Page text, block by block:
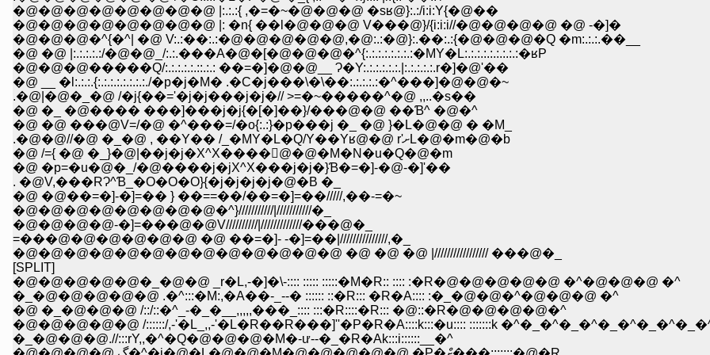
�@�@�@�@�@�@�@�@ |:.:.:{ ,�=�~�@�@�@ �sʁ@}:.:/i:i:Y{�@��
�@�@�@�@�@�@�@�@ |: �n{ ��l�@�@�@ V���@}/{i:i:i//�@�@�@�@ �@ -�]�
�@�@�@�^{�^| �@ V:.:��:.:�@�@�@�@�@,�@:.:�@}:.��:.:{�@�@�@�Q �m:.:.:.��__
�@ �@ |:.:.:.:.:/�@�@_/:.:.���A�@�[�@�@�@�^{:.:.:.:.:.:.:.:�MY�L:.:.:.:.:.:.:.:.:�ʁP
�@�@�@�����Q/:.:.:.:.:.::.:.: ��=�]�@�@__ Ɂ�Y:.:.:.:.:.:.|:.:.:.:.:.r�]�@'��
�@ __ �l:.:.:.{:.:.:.:.:.:.:.:./�p�j�M� .�C�j���\�\��:.:.:.:.:�^���]�@�@�~
.�@|�@�_�@ /�j{��='�j�j���j�j�// >=�~�����^�@ ,,..�s��
�@ �_ �@���� ���]���j�j{�[�]��}/���@�@ ��Ɓ^ �@�^
�@ �@ ���@V=/�@ �^���=/�o{:.:}�p���j �_ �@ }�L�@�@ � �M_
.�@�@//�@ �_�@ , ��Y�� /_�MY�L�Q/Y��Yʁ@�@ r'ށL�@�m�@�b
�@ /={ �@ �_}�@|��j�j�X^X����񍞁@�@�M�N�u�Q�@�m
�@ �p=�u�@�_/�@����j�jX^X���j�j�}Ɓ�=�]-�@-�]'��
. �@V,���RɁ^Ɓ_�O�O�O}{�j�j�j�j�@�B �_
�@ �@��=�]-�]=�� } ��==��/��=�]=��/////,��-=�~
�@�@�@�@�@�@�@�@�^}///////////|///////////�_
�@�@�@�@-�]=���@�@V//////////|/////////////���@�_
=���@�@�@�@�@�@ �@ ��=�]- -�]=��|///////////////,�_
�@�@�@�@�@�@�@�@�@�@�@�@�@ �@ �@ �@ |///////////////// ���@�_
[SPLIT]
�@�@�@�@�@�_�@�@ _r�L,-�]�\-:::: ::::: :::::�M�R:: :::: :�R�@�@�@�@�@ �^�@�@�@ �^
�_�@�@�@�@�@ .�^:::�M:,�A��-_--� :::::: ::�R::: �R�A:::: :�_�@�@�^�@�@�@ �^
�@ �_�@�@�@ /::/::�^_-�_�__,,,,,���_:::: :::�R::::�R::: �@::�R�@�@�@�@�^
�@�@�@�@�@ /::::::/,-'�L_,,-'�L�R��R���]''�P�R�A::::k:::�u:::: :::::::k
�_�@�@�@.//:::rY,,�^�Q�@�@�@�M�-ư--�_�R�Ak:::i::::::__�^